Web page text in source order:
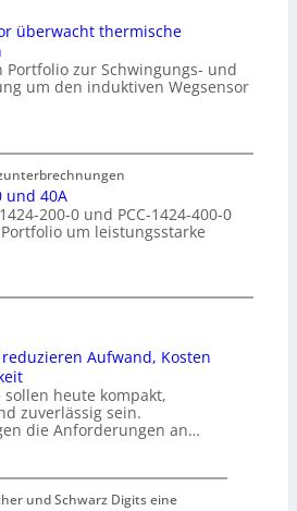
überwacht thermische
zur Schwingungs- und
um den induktiven Wegsensor
und 40A
200-0 und PCC-1424-400-0
um leistungsstarke
Aufwand, Kosten
heute kompakt,
zuverlässig sein.
die Anforderungen an…
und Schwarz Digits eine